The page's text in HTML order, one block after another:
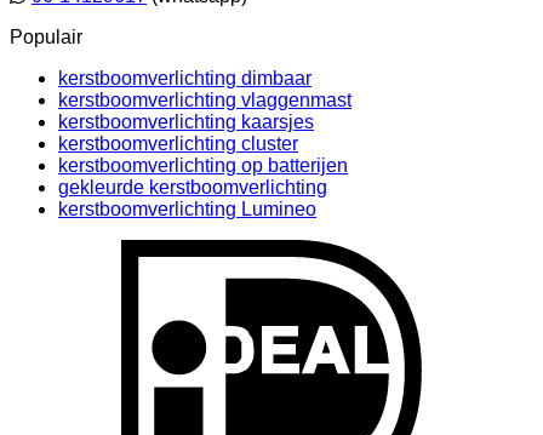
Populair
kerstboomverlichting dimbaar
kerstboomverlichting vlaggenmast
kerstboomverlichting kaarsjes
kerstboomverlichting cluster
kerstboomverlichting op batterijen
gekleurde kerstboomverlichting
kerstboomverlichting Lumineo